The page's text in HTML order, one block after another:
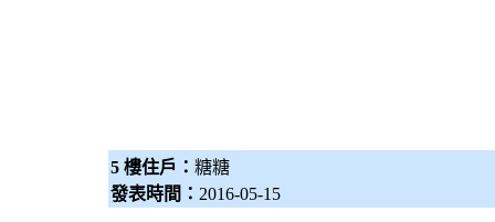
5 樓住戶： 糖糖
發表時間： 2016-05-15